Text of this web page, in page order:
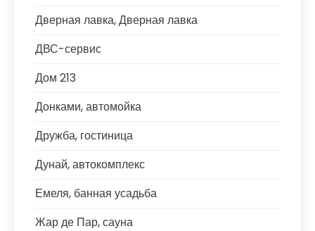
Дверная лавка, Дверная лавка
ДВС-сервис
Дом 213
Донками, автомойка
Дружба, гостиница
Дунай, автокомплекс
Емеля, банная усадьба
Жар де Пар, сауна